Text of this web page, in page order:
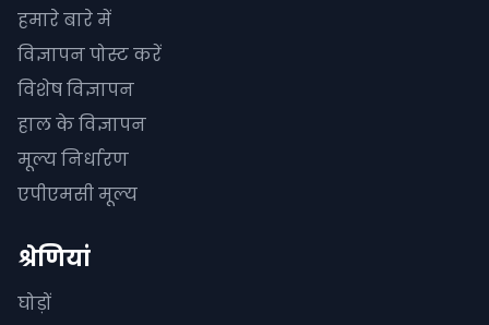
हमारे बारे में
विज्ञापन पोस्ट करें
विशेष विज्ञापन
हाल के विज्ञापन
मूल्य निर्धारण
एपीएमसी मूल्य
श्रेणियां
घोड़ों